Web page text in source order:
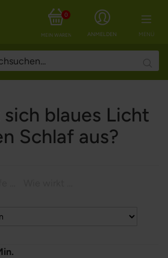
MENÜ
ANMELDEN
MEIN WARENKORB
0
blaues Licht
Schlaf aus?